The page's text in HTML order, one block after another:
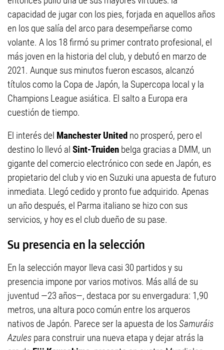
capacidad de jugar con los pies, forjada en aquellos años
en los que salía del arco para desempeñarse como
volante. A los 18 firmó su primer contrato profesional, el
más joven en la historia del club, y debutó en marzo de
2021. Aunque sus minutos fueron escasos, alcanzó
títulos como la Copa de Japón, la Supercopa local y la
Champions League asiática. El salto a Europa era
cuestión de tiempo.
El interés del Manchester United no prosperó, pero el
destino lo llevó al Sint-Truiden belga gracias a DMM, un
gigante del comercio electrónico con sede en Japón, es
propietario del club y vio en Suzuki una apuesta de futuro
inmediata. Llegó cedido y pronto fue adquirido. Apenas
un año después, el Parma italiano se hizo con sus
servicios, y hoy es el club dueño de su pase.
Su presencia en la selección
En la selección mayor lleva casi 30 partidos y su
presencia impone por varios motivos. Más allá de su
juventud —23 años—, destaca por su envergadura: 1,90
metros, una altura poco común entre los arqueros
nativos de Japón. Parece ser la apuesta de losSamuráis
Azules para construir una nueva etapa y dejar atrás la